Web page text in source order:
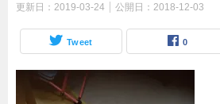
更新日： 2019-03-24 公開日： 2018-12-03
Tweet 0